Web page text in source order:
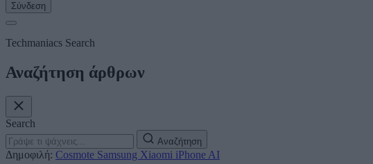
Σύνδεση
Techmaniacs Search
Αναζήτηση άρθρων
Search
Αναζήτηση
Δημοφιλή: Cosmote Samsung Xiaomi iPhone AI